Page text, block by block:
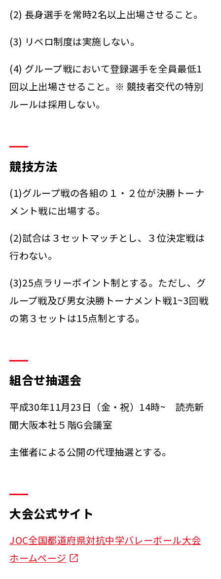
(2) 長身選手を常時2名以上出場させること。
(3) リベロ制度は実施しない。
(4) グループ戦において登録選手を全員最低1
回以上出場させること。※ 競技者交代の特別
ルールは採用しない。
競技方法
(1)グループ戦の各組の１・２位が決勝トーナ
メント戦に出場する。
(2)試合は３セットマッチとし、３位決定戦は
行わない。
(3)25点ラリーポイント制とする。ただし、グ
ループ戦及び男女決勝トーナメント戦1~3回戦
の第３セットは15点制とする。
組合せ抽選会
平成30年11月23日（金・祝）14時~ 読売新
聞大阪本社５階G会議室
主催者による公開の代理抽選とする。
大会公式サイト
JOC全国都道府県対抗中学バレーボール大会
ホームページ